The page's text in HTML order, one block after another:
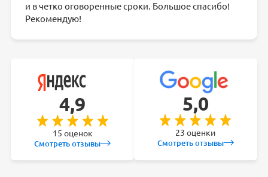
и в четко оговоренные сроки. Большое спасибо!
Рекомендую!
4,9
15 оценок
Смотреть отзывы
5,0
23 оценки
Смотреть отзывы